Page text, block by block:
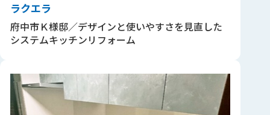
ラクエラ
府中市Ｋ様邸／デザインと使いやすさを見直した
システムキッチンリフォーム